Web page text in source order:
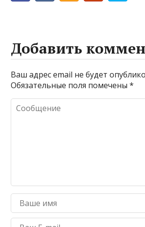
Добавить
Ваш адрес email не будет
Обязательные поля помечены*